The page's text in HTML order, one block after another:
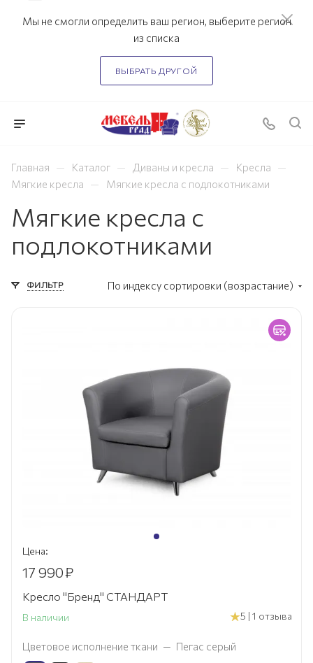
Мы не смогли определить ваш регион, выберите регион
из списка
ВЫБРАТЬ ДРУГОЙ
Главная — Каталог — Диваны и кресла — Кресла —
Мягкие кресла — Мягкие кресла с подлокотниками
Мягкие кресла с
подлокотниками
ФИЛЬТР По индексу сортировки (возрастание)
Цена:
17 990₽
Кресло "Бренд" СТАНДАРТ
В наличии 5 | 1 отзыва
Цветовое исполнение ткани — Пегас серый